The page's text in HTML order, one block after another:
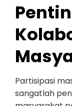
Partisipasi
sangatlah